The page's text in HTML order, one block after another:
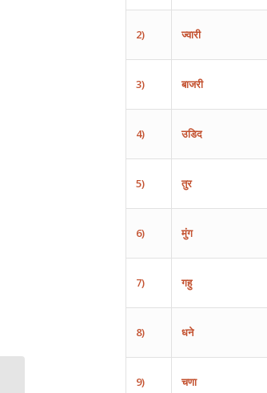
2) ज्वारी
3) बाजरी
4) उडिद
5) तुर
6) मुंग
7) गहु
8) धने
9) चणा